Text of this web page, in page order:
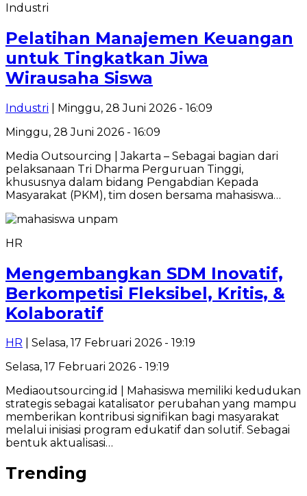
Industri
Pelatihan Manajemen Keuangan
untuk Tingkatkan Jiwa
Wirausaha Siswa
Industri | Minggu, 28 Juni 2026 - 16:09
Minggu, 28 Juni 2026 - 16:09
Media Outsourcing | Jakarta – Sebagai bagian dari
pelaksanaan Tri Dharma Perguruan Tinggi,
khususnya dalam bidang Pengabdian Kepada
Masyarakat (PKM), tim dosen bersama mahasiswa…
HR
Mengembangkan SDM Inovatif,
Berkompetisi Fleksibel, Kritis, &
Kolaboratif
HR | Selasa, 17 Februari 2026 - 19:19
Selasa, 17 Februari 2026 - 19:19
Mediaoutsourcing.id | Mahasiswa memiliki kedudukan
strategis sebagai katalisator perubahan yang mampu
memberikan kontribusi signifikan bagi masyarakat
melalui inisiasi program edukatif dan solutif. Sebagai
bentuk aktualisasi…
Trending